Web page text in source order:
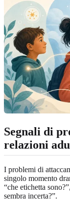
Segnali di
relazioni
I problemi di
singolo momento
“che etichetta
sembra incerta?”.